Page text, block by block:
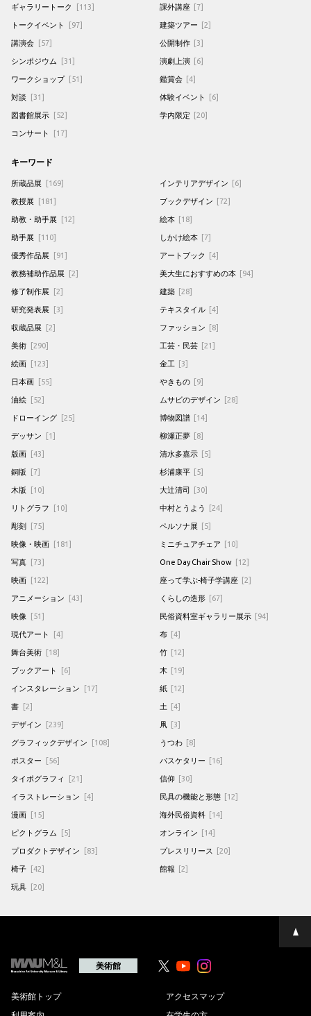
ギャラリートーク [113]
トークイベント [97]
講演会 [57]
シンポジウム [31]
ワークショップ [51]
対談 [31]
図書館展示 [52]
コンサート [17]
課外講座 [7]
建築ツアー [2]
公開制作 [3]
演劇上演 [6]
鑑賞会 [4]
体験イベント [6]
学内限定 [20]
キーワード
所蔵品展 [169]
教授展 [181]
助教・助手展 [12]
助手展 [110]
優秀作品展 [91]
教務補助作品展 [2]
修了制作展 [2]
研究発表展 [3]
収蔵品展 [2]
美術 [290]
絵画 [123]
日本画 [55]
油絵 [52]
ドローイング [25]
デッサン [1]
版画 [43]
銅版 [7]
木版 [10]
リトグラフ [10]
彫刻 [75]
映像・映画 [181]
写真 [73]
映画 [122]
アニメーション [43]
映像 [51]
現代アート [4]
舞台美術 [18]
ブックアート [6]
インスタレーション [17]
書 [2]
デザイン [239]
グラフィックデザイン [108]
ポスター [56]
タイポグラフィ [21]
イラストレーション [4]
漫画 [15]
ピクトグラム [5]
プロダクトデザイン [83]
椅子 [42]
玩具 [20]
インテリアデザイン [6]
ブックデザイン [72]
絵本 [18]
しかけ絵本 [7]
アートブック [4]
美大生におすすめの本 [94]
建築 [28]
テキスタイル [4]
ファッション [8]
工芸・民芸 [21]
金工 [3]
やきもの [9]
ムサビのデザイン [28]
博物図譜 [14]
柳瀬正夢 [8]
清水多嘉示 [5]
杉浦康平 [5]
大辻清司 [30]
中村とうよう [24]
ペルソナ展 [5]
ミニチュアチェア [10]
One Day Chair Show [12]
座って学ぶ-椅子学講座 [2]
くらしの造形 [67]
民俗資料室ギャラリー展示 [94]
布 [4]
竹 [12]
木 [19]
紙 [12]
土 [4]
凧 [3]
うつわ [8]
バスケタリー [16]
信仰 [30]
民具の機能と形態 [12]
海外民俗資料 [14]
オンライン [14]
プレスリリース [20]
館報 [2]
ペ
ー
美術館 YoutubeYoutube
美術館トップ
アクセスマップ